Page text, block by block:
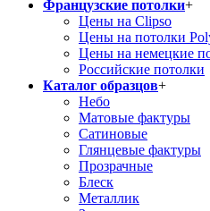
Французские потолки+
Цены на Clipso
Цены на потолки
Цены на немецкие
Российские потолки
Каталог образцов+
Небо
Матовые фактуры
Сатиновые
Глянцевые фактуры
Прозрачные
Блеск
Металлик